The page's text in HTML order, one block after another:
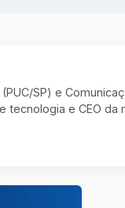
SP) e
e CEO da